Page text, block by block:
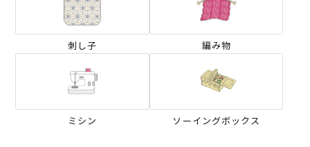
刺し子 編み物
ミシン ソーイングボックス